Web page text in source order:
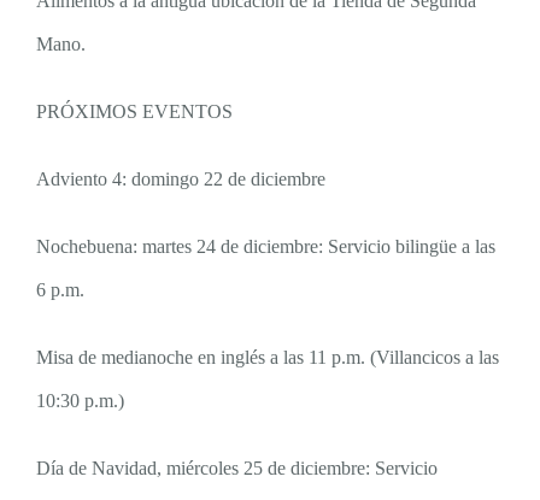
Mano.
PRÓXIMOS EVENTOS
Adviento 4: domingo 22 de diciembre
Nochebuena: martes 24 de diciembre: Servicio bilingüe a las
6 p.m.
Misa de medianoche en inglés a las 11 p.m. (Villancicos a las
10:30 p.m.)
Día de Navidad, miércoles 25 de diciembre: Servicio